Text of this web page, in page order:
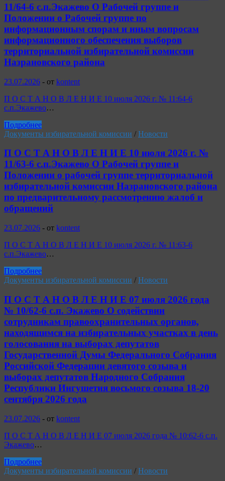
11/64-6 с.п.Экажево О Рабочей группе и
Положении о Рабочей группе по
информационным спорам и иным вопросам
информационного обеспечения выборов
территориальной избирательной комиссии
Назрановского района
23.07.2026 - от kontent
П О С Т А Н О В Л Е Н И Е 10 июля 2026 г. № 11:64-6
с.п.Экажево…
Подробнее
Документы избирательной комиссии / Новости
П О С Т А Н О В Л Е Н И Е 10 июля 2026 г. №
11/63-6 с.п.Экажево О Рабочей группе и
Положении о рабочей группе территориальной
избирательной комиссии Назрановского района
по предварительному рассмотрению жалоб и
обращений
23.07.2026 - от kontent
П О С Т А Н О В Л Е Н И Е 10 июля 2026 г. № 11:63-6
с.п.Экажево…
Подробнее
Документы избирательной комиссии / Новости
П О С Т А Н О В Л Е Н И Е 07 июля 2026 года
№ 10/62-6 с.п. Экажево О содействии
сотрудникам правоохранительных органов,
находящимся на избирательных участках в день
голосования на выборах депутатов
Государственной Думы Федерального Собрания
Российской Федерации девятого созыва и
выборах депутатов Народного Собрания
Республики Ингушетия восьмого созыва 18-20
сентября 2026 года
23.07.2026 - от kontent
П О С Т А Н О В Л Е Н И Е 07 июля 2026 года № 10:62-6 с.п.
Экажево…
Подробнее
Документы избирательной комиссии / Новости